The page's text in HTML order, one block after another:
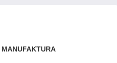
MANUFAKTURA